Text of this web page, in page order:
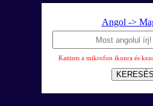
Angol ->
Kattints a mikrofon ikonra és
KERESÉS